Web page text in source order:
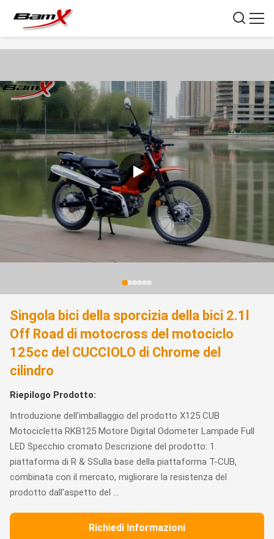
Singola bici della sporcizia della bici 2.1l
Off Road di motocross del motociclo
125cc del CUCCIOLO di Chrome del
cilindro
Riepilogo Prodotto:
Introduzione dell'imballaggio del prodotto X125 CUB
Motocicletta RKB125 Motore Digital Odometer Lampade Full
LED Specchio cromato Descrizione del prodotto: 1.
piattaforma di R & SSulla base della piattaforma T-CUB,
combinata con il mercato, migliorare la resistenza del
prodotto dall'aspetto del ...
Richiedi Informazioni